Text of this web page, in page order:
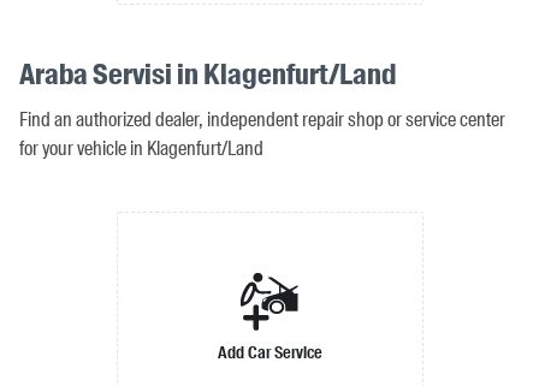
Araba Servisi in Klagenfurt/Land
Find an authorized dealer, independent repair shop or service center
for your vehicle in Klagenfurt/Land
Add Car Service